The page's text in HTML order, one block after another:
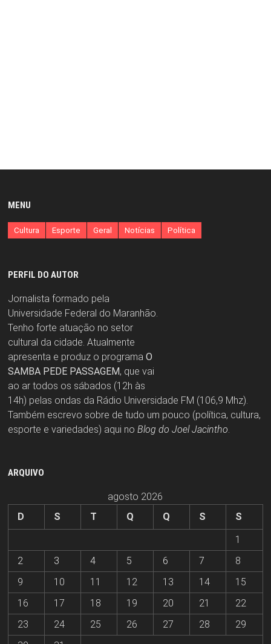
MENU
Cultura Esporte Geral Notícias Política
PERFIL DO AUTOR
Jornalista formado pela
Universidade Federal do Maranhão.
Tenho forte atuação no setor
cultural da cidade. Atualmente
apresenta e produz o programa O
SAMBA PEDE PASSAGEM, que vai
ao ar todos os sábados (12h às
14h) pelas ondas da Rádio Universidade FM (106,9 Mhz).
Também escrevo sobre de tudo um pouco (política, cultura,
esporte e variedades) aqui no Blog do Joel Jacintho.
ARQUIVO
agosto 2026
D
S T Q Q S
S
1
2
3 4 5 6 7
8
9
10 11 12 13 14
15
16
17 18 19 20 21
22
23
24 25 26 27 28
29